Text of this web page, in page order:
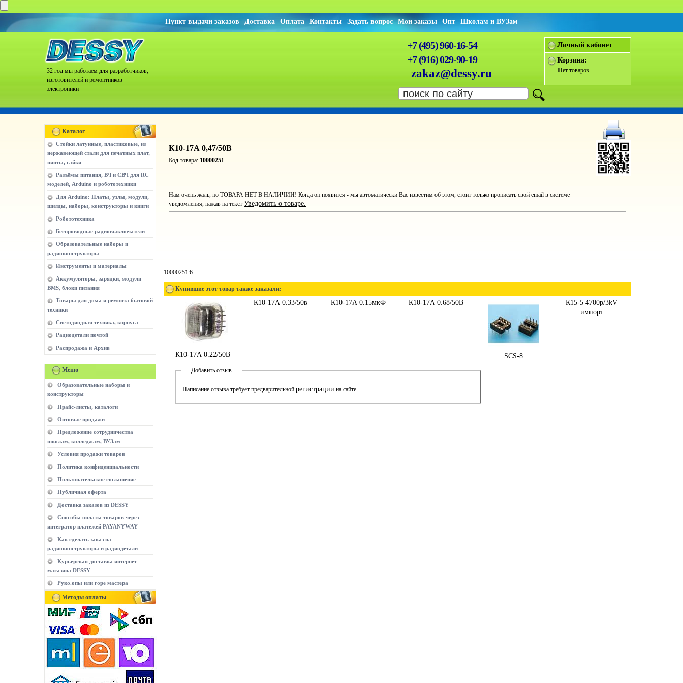
Пункт выдачи заказов Доставка Оплата Контакты Задать вопрос Мои заказы Опт Школам и ВУЗам
32 год мы работаем для разработчиков,
изготовителей и ремонтников
электроники
+7 (495) 960-16-54
+7 (916) 029-90-19
zakaz@dessy.ru
Личный кабинет
Корзина:
Нет товаров
Каталог
Стойки латунные, пластиковые, из
нержавеющей стали для печатных плат,
винты, гайки
Разъёмы питания, ВЧ и СВЧ для RC
моделей, Arduino и робототехники
Для Arduino: Платы, узлы, модули,
шилды, наборы, конструкторы и книги
Робототехника
Беспроводные радиовыключатели
Образовательные наборы и
радиоконструкторы
Инструменты и материалы
Аккумуляторы, зарядки, модули
BMS, блоки питания
Товары для дома и ремонта бытовой
техники
Светодиодная техника, корпуса
Радиодетали почтой
Распродажа и Архив
Меню
Образовательные наборы и
конструкторы
Прайс-листы, каталоги
Оптовые продажи
Предложение сотрудничества
школам, колледжам, ВУЗам
Условия продажи товаров
Политика конфиденциальности
Пользовательское соглашение
Публичная оферта
Доставка заказов из DESSY
Способы оплаты товаров через
интегратор платежей PAYANYWAY
Как сделать заказ на
радиоконструкторы и радиодетали
Курьерская доставка интернет
магазина DESSY
Руко.опы или горе мастера
Методы оплаты
К10-17А 0,47/50В
Код товара: 10000251
Нам очень жаль, но ТОВАРА НЕТ В НАЛИЧИИ! Когда он появится - мы автоматически Вас известим об этом, стоит только прописать свой email в системе
уведомления, нажав на текст Уведомить о товаре.
------------------
10000251:6
Купившие этот товар также заказали:
К10-17А 0.22/50В
К10-17А 0.33/50в К10-17А 0.15мкФ К10-17А 0.68/50В
SCS-8
К15-5 4700p/3kV
импорт
Добавить отзыв
Написание отзыва требует предварительной регистрации на сайте.